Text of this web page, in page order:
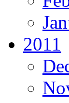
2011